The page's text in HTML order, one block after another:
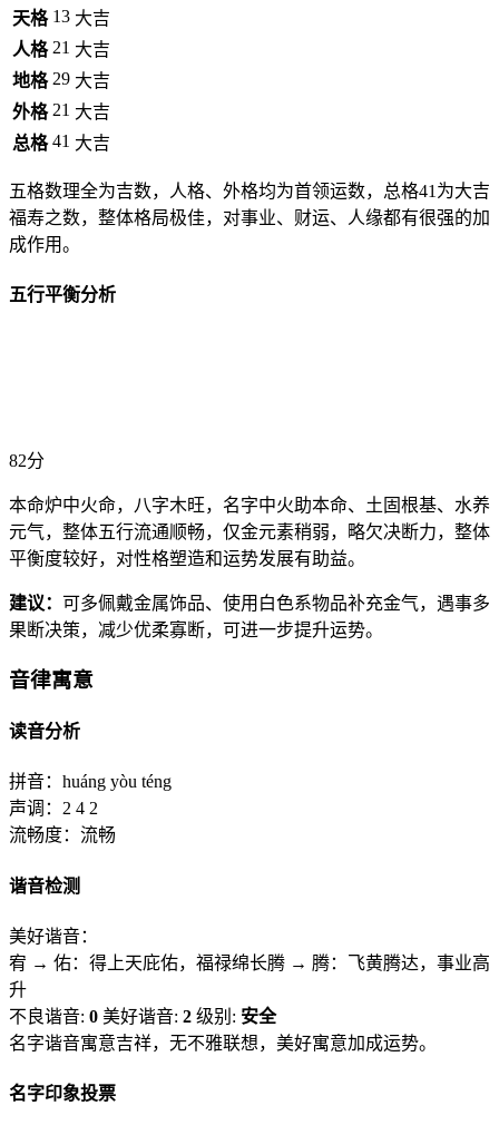
天格 13 大吉
人格 21 大吉
地格 29 大吉
外格 21 大吉
总格 41 大吉
五格数理全为吉数，人格、外格均为首领运数，总格41为大吉
福寿之数，整体格局极佳，对事业、财运、人缘都有很强的加
成作用。
五行平衡分析
82分
本命炉中火命，八字木旺，名字中火助本命、土固根基、水养
元气，整体五行流通顺畅，仅金元素稍弱，略欠决断力，整体
平衡度较好，对性格塑造和运势发展有助益。
建议： 可多佩戴金属饰品、使用白色系物品补充金气，遇事多
果断决策，减少优柔寡断，可进一步提升运势。
音律寓意
读音分析
拼音： huáng yòu téng
声调： 2 4 2
流畅度： 流畅
谐音检测
美好谐音：
宥 → 佑：得上天庇佑，福禄绵长腾 → 腾：飞黄腾达，事业高
升
不良谐音: 0 美好谐音: 2 级别: 安全
名字谐音寓意吉祥，无不雅联想，美好寓意加成运势。
名字印象投票